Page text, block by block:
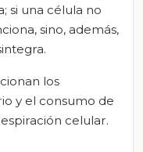
si una célula no
sino, además,
los
y el consumo de
celular.